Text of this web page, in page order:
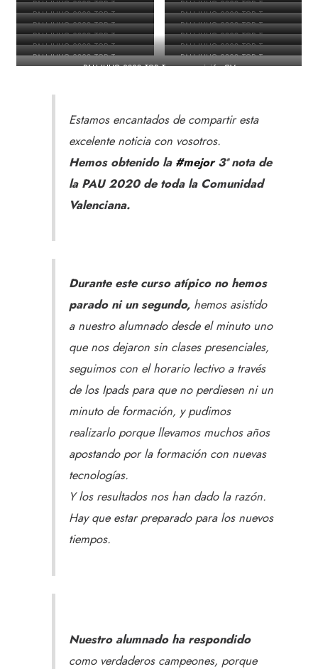
posición CV
posición CV
PAU JULIO 2020 TOP Tercera
posición CV
PAU JULIO 2020 TOP Tercera
posición CV
PAU JULIO 2020 TOP Tercera
posición CV
PAU JULIO 2020 TOP Tercera
posición CV
PAU JULIO 2020 TOP Tercera
posición CV
PAU JULIO 2020 TOP Tercera
posición CV
PAU JULIO 2020 TOP Tercera
posición CV
PAU JULIO 2020 TOP Tercera
posición CV
PAU JULIO 2020 TOP Tercera
posición CV
PAU JULIO 2020 TOP Tercera
posición CV
PAU JULIO 2020 TOP Tercera
PAU JULIO 2020 TOP Tercera
PAU JULIO 2020 TOP Tercera posición CV
Estamos encantados de compartir esta
excelente noticia con vosotros.
Hemos obtenido la #mejor3ª nota de
la PAU 2020 de toda la Comunidad
Valenciana.
Durante este curso atípico no hemos
parado ni un segundo, hemos asistido
a nuestro alumnado desde el minuto uno
que nos dejaron sin clases presenciales,
seguimos con el horario lectivo a través
de los Ipads para que no perdiesen ni un
minuto de formación, y pudimos
realizarlo porque llevamos muchos años
apostando por la formación con nuevas
tecnologías.
Y los resultados nos han dado la razón.
Hay que estar preparado para los nuevos
tiempos.
Nuestro alumnado ha respondido
como verdaderos campeones, porque